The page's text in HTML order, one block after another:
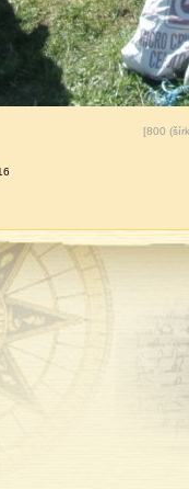
[800